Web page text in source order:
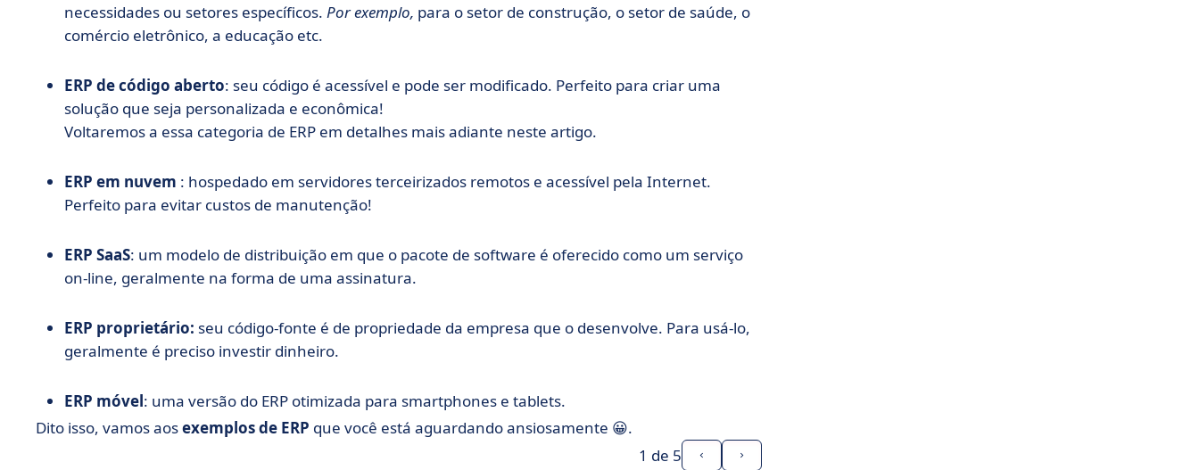
necessidades ou setores específicos. Por exemplo, para o setor de construção, o setor de saúde, o
comércio eletrônico, a educação etc.
ERP de código aberto: seu código é acessível e pode ser modificado. Perfeito para criar uma
solução que seja personalizada e econômica!
Voltaremos a essa categoria de ERP em detalhes mais adiante neste artigo.
ERP em nuvem : hospedado em servidores terceirizados remotos e acessível pela Internet.
Perfeito para evitar custos de manutenção!
ERP SaaS: um modelo de distribuição em que o pacote de software é oferecido como um serviço
on-line, geralmente na forma de uma assinatura.
ERP proprietário: seu código-fonte é de propriedade da empresa que o desenvolve. Para usá-lo,
geralmente é preciso investir dinheiro.
ERP móvel: uma versão do ERP otimizada para smartphones e tablets.
Dito isso, vamos aosexemplos de ERP que você está aguardando ansiosamente 😀.
1 de 5